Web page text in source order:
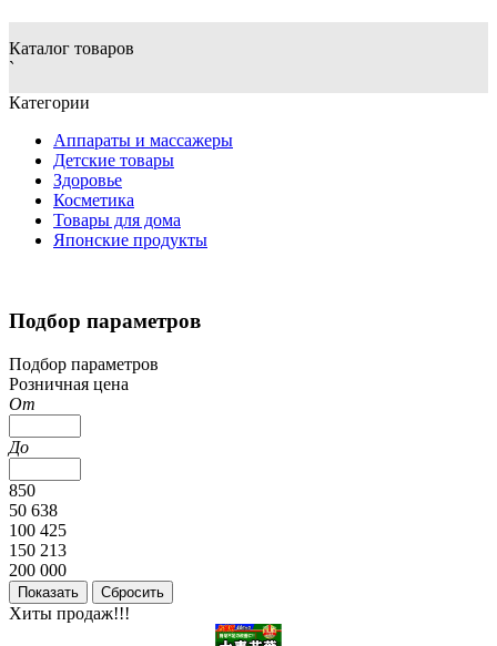
Каталог товаров
`
Категории
Аппараты и массажеры
Детские товары
Здоровье
Косметика
Товары для дома
Японские продукты
Подбор параметров
Подбор параметров
Розничная цена
От
До
850
50 638
100 425
150 213
200 000
Хиты продаж!!!